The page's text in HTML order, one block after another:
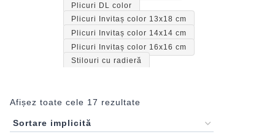
Afișez toate cele 17 rezultate
Plicuri DL color
Plicuri Invitaș color 13x18 cm
Plicuri Invitaș color 14x14 cm
Plicuri Invitaș color 16x16 cm
Stilouri cu radieră